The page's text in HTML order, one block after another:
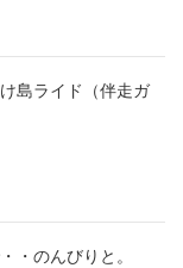
島ライド（伴走ガ
・のんびりと。